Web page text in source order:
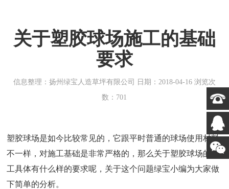
关于塑胶球场施工的基础
要求
信息整理：扬州绿宝人造草坪有限公司 日期：2018-04-16 浏览次
数：701
塑胶球场是如今比较常见的，它跟平时普通的球场使用材料
不一样，对施工基础是非常严格的，那么关于塑胶球场的施
工具体有什么样的要求呢，关于这个问题绿宝小编为大家做
下简单的分析。